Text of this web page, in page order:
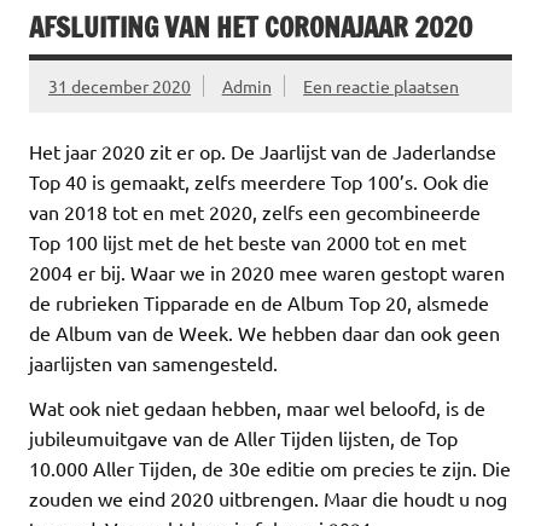
AFSLUITING VAN HET CORONAJAAR 2020
31 december 2020 Admin Een reactie plaatsen
Het jaar 2020 zit er op. De Jaarlijst van de Jaderlandse
Top 40 is gemaakt, zelfs meerdere Top 100’s. Ook die
van 2018 tot en met 2020, zelfs een gecombineerde
Top 100 lijst met de het beste van 2000 tot en met
2004 er bij. Waar we in 2020 mee waren gestopt waren
de rubrieken Tipparade en de Album Top 20, alsmede
de Album van de Week. We hebben daar dan ook geen
jaarlijsten van samengesteld.
Wat ook niet gedaan hebben, maar wel beloofd, is de
jubileumuitgave van de Aller Tijden lijsten, de Top
10.000 Aller Tijden, de 30e editie om precies te zijn. Die
zouden we eind 2020 uitbrengen. Maar die houdt u nog